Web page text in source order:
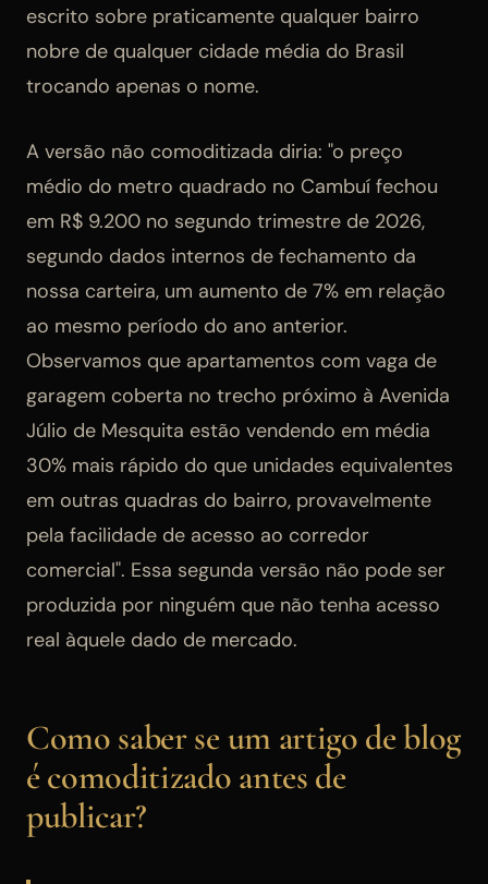
escrito sobre praticamente qualquer bairro
nobre de qualquer cidade média do Brasil
trocando apenas o nome.
A versão não comoditizada diria: "o preço
médio do metro quadrado no Cambuí fechou
em R$ 9.200 no segundo trimestre de 2026,
segundo dados internos de fechamento da
nossa carteira, um aumento de 7% em relação
ao mesmo período do ano anterior.
Observamos que apartamentos com vaga de
garagem coberta no trecho próximo à Avenida
Júlio de Mesquita estão vendendo em média
30% mais rápido do que unidades equivalentes
em outras quadras do bairro, provavelmente
pela facilidade de acesso ao corredor
comercial". Essa segunda versão não pode ser
produzida por ninguém que não tenha acesso
real àquele dado de mercado.
Como saber se um artigo de blog
é comoditizado antes de
publicar?